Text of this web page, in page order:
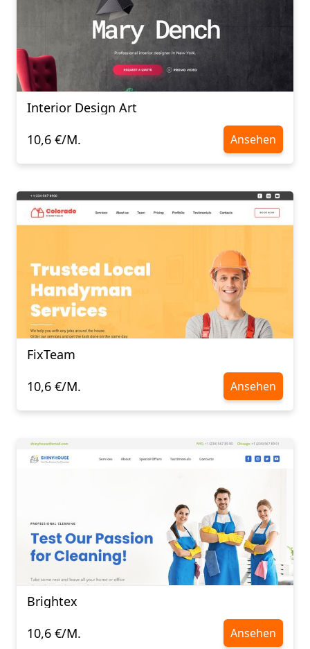
Interior Design Art
10,6 €/M.
Ansehen
FixTeam
10,6 €/M.
Ansehen
Brightex
10,6 €/M.
Ansehen